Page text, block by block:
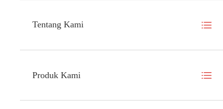
Tentang Kami
Produk Kami